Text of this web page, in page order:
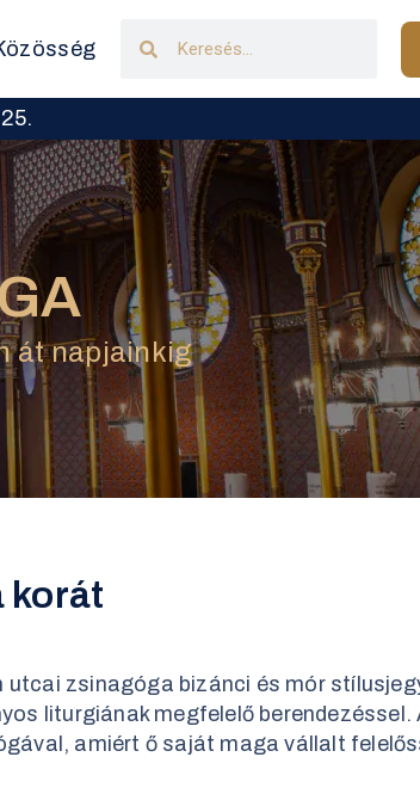
át napjainkig
korát
zsinagóga bizánci és mór
liturgiának megfelelő berendezéssel.
amiért ő saját maga vállalt